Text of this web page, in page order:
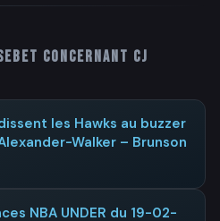
concernant CJ
les Hawks au buzzer
Walker – Brunson
NBA UNDER du 19-02-